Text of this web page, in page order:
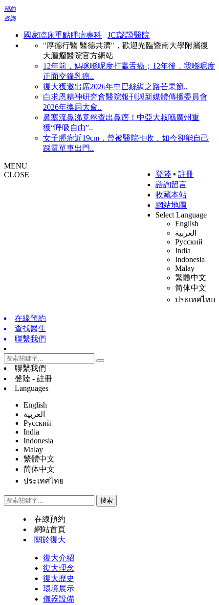
預約
咨詢
國家臨床重點腫瘤專科
JCI認證醫院
"厚德行醫 醫德共濟"，歡迎光臨暨南大學附屬復
大腫瘤醫院官方網站
12年前，媽咪喺呢度打贏舌癌；12年後，我喺呢度
正面交鋒乳癌..
復大獲邀出席2026年中巴絲綢之路芒果節..
白求恩精神研究會醫院報刊與新媒體傳播委員會
2026年換屆大會..
鼻塞流鼻涕竟然查出鼻癌！中亞大叔喺廣州重
獲“呼吸自由”..
女子腫瘤近19cm，曾被醫院拒收，如今卻能自己
踩電單車出門..
登陸 ▪ 註冊
諮詢留言
收藏本站
網站地圖
Select Language
English
العربية
Русский
India
Indonesia
Malay
繁體中文
简体中文
ประเทศไทย
MENU
CLOSE
在線預約
查找醫生
聯繫我們
聯繫我們
登陸 - 註冊
Languages
English
العربية
Русский
India
Indonesia
Malay
繁體中文
简体中文
ประเทศไทย
在線預約
網站首頁
關於復大
復大介紹
復大理念
復大歷史
環境展示
儀器設備